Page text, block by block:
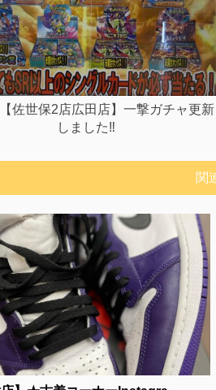
【佐世保2店広田店】一撃ガチャ更新
しました‼
関